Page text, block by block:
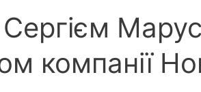
Сергієм
компанії